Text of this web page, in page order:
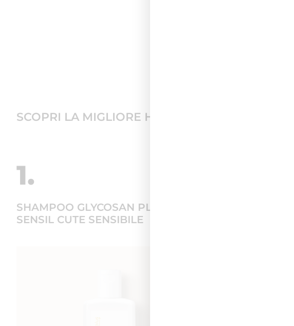
SCOPRI LA MIGLIORE HAIR CARE ROUTINE
1.
SHAMPOO GLYCOSAN PLUS BIO-
SENSIL CUTE SENSIBILE